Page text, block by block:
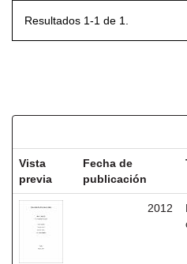
Resultados 1-1 de 1.
Vista
previa
Fecha de
publicación
2012